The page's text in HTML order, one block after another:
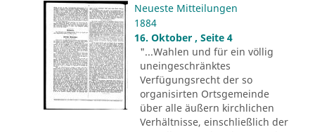
Neueste Mitteilungen
1884
16. Oktober , Seite 4
"...Wahlen und für ein völlig
uneingeschränktes
Verfügungsrecht der so
organisirten Ortsgemeinde
über alle äußern kirchlichen
Verhältnisse, einschließlich der